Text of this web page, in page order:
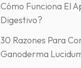
Cómo Funciona El
Digestivo?
30 Razones Para
Ganoderma